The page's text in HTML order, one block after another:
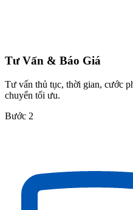
Tư Vấn & Báo Giá
Tư vấn thủ tục, thời gian, cước
chuyển tối ưu.
Bước 2